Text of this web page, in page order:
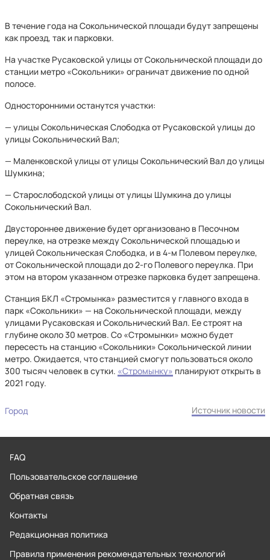
В течение года на Сокольнической площади будут запрещены
как проезд, так и парковки.
На участке Русаковской улицы от Сокольнической площади до
станции метро «Сокольники» ограничат движение по одной
полосе.
Односторонними останутся участки:
— улицы Сокольническая Слободка от Русаковской улицы до
улицы Сокольнический Вал;
— Маленковской улицы от улицы Сокольнический Вал до улицы
Шумкина;
— Старослободской улицы от улицы Шумкина до улицы
Сокольнический Вал.
Двустороннее движение будет организовано в Песочном
переулке, на отрезке между Сокольнической площадью и
улицей Сокольническая Слободка, и в 4-м Полевом переулке,
от Сокольнической площади до 2-го Полевого переулка. При
этом на втором указанном отрезке парковка будет запрещена.
Станция БКЛ «Стромынка» разместится у главного входа в
парк «Сокольники» — на Сокольнической площади, между
улицами Русаковская и Сокольнический Вал. Ее строят на
глубине около 30 метров. Со «Стромынки» можно будет
пересесть на станцию «Сокольники» Сокольнической линии
метро. Ожидается, что станцией смогут пользоваться около
300 тысяч человек в сутки. «Стромынку» планируют открыть в
2021 году.
Город Источник новости
FAQ
Пользовательское соглашение
Обратная связь
Контакты
Редакционная политика
Правила применения рекомендательных технологий